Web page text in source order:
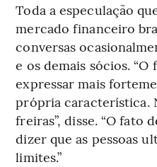
Toda a especulação
mercado financeiro
conversas
e os demais sócios. “O
expressar mais
própria característica.
freiras”, disse. “O fato
dizer que as pessoas
limites.”